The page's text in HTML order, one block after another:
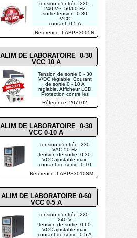
Réference: LABPS3005N
tension d'entrée: 220-
240 V~ 50/60 Hz
sortie:tension: 0-30
VCC
courant: 0-5 A
tension d'entrée: 230
VAC 50 Hz
tension de sortie: 0-30
VCC ajustable max.
courant de sortie: 0-10
Réference: LABPS3010SM
ALIM DE LABORATOIRE 0-30
VCC 0-10 A
ALIM DE LABORATOIRE 0-60
VCC 0-5 A
tension d'entrée: 220-
240 V
tension de sortie: 0-60
VCC ajustable max.
courant de sortie: 0-5 A
Réference: 207102
Tension de sortie 0 - 30
V/DC réglable. Courant
de sortie 0 - 10 A
réglable. Afficheur LCD
Protection contre les
ALIM DE LABORATOIRE 0-30
VCC 10 A